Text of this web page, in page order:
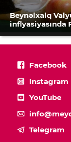
Beynəlxalq
inflyasiyasında
Facebook
Instagram
YouTube
Telegram